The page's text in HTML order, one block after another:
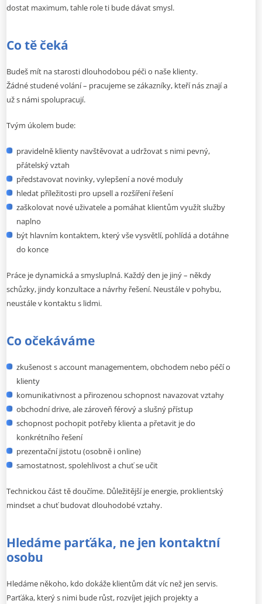
dostat maximum, tahle role ti bude dávat smysl.
Co tě čeká
Budeš mít na starosti dlouhodobou péči o naše klienty.
Žádné studené volání – pracujeme se zákazníky, kteří nás znají a
už s námi spolupracují.
Tvým úkolem bude:
pravidelně klienty navštěvovat a udržovat s nimi pevný,
přátelský vztah
představovat novinky, vylepšení a nové moduly
hledat příležitosti pro upsell a rozšíření řešení
zaškolovat nové uživatele a pomáhat klientům využít služby
naplno
být hlavním kontaktem, který vše vysvětlí, pohlídá a dotáhne
do konce
Práce je dynamická a smysluplná. Každý den je jiný – někdy
schůzky, jindy konzultace a návrhy řešení. Neustále v pohybu,
neustále v kontaktu s lidmi.
Co očekáváme
zkušenost s account managementem, obchodem nebo péčí o
klienty
komunikativnost a přirozenou schopnost navazovat vztahy
obchodní drive, ale zároveň férový a slušný přístup
schopnost pochopit potřeby klienta a přetavit je do
konkrétního řešení
prezentační jistotu (osobně i online)
samostatnost, spolehlivost a chuť se učit
Technickou část tě doučíme. Důležitější je energie, proklientský
mindset a chuť budovat dlouhodobé vztahy.
Hledáme parťáka, ne jen kontaktní
osobu
Hledáme někoho, kdo dokáže klientům dát víc než jen servis.
Parťáka, který s nimi bude růst, rozvíjet jejich projekty a